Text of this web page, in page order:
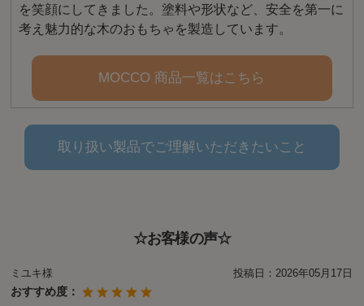
を笑顔にしてきました。塗料や形状など、安全を第一に
考え魅力的な木のおもちゃを製造しています。
MOCCO 商品一覧はこちら
取り扱い製品でご理解いただきたいこと
☆お客様の声☆
ミユキ様 投稿日：2026年05月17日
おすすめ度：